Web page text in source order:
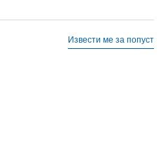
Извести ме за попуст